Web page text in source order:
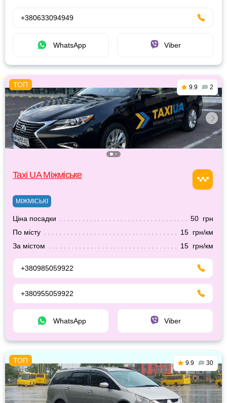
+380633094949
WhatsApp Viber
9.9 2
Taxi UA Міжміське
МІЖМІСЬКІ
Ціна посадки
50 грн
По місту
15 грн/км
За містом
15 грн/км
+380985059922
+380955059922
WhatsApp Viber
9.9 30